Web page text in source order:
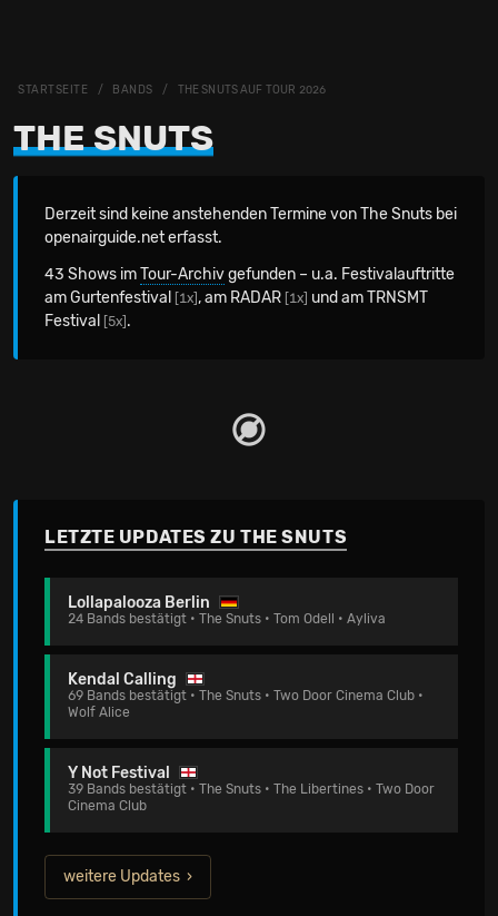
STARTSEITE BANDS THE SNUTS AUF TOUR 2026
THE SNUTS
Derzeit sind keine anstehenden Termine von The Snuts bei
openairguide.net erfasst.
43 Shows imTour-Archivgefunden – u.a. Festivalauftritte
am Gurtenfestival
[1x] , am RADAR [1x] und am TRNSMT
Festival
[5x] .
LETZTE UPDATES ZU THE SNUTS
Lollapalooza Berlin
24 Bands bestätigt • The Snuts • Tom Odell • Ayliva
Kendal Calling
69 Bands bestätigt • The Snuts • Two Door Cinema Club •
Wolf Alice
Y Not Festival
39 Bands bestätigt • The Snuts • The Libertines • Two Door
Cinema Club
weitere Updates